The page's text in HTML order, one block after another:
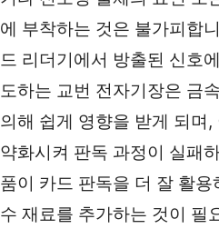
에 부착하는 것은 불가피합
드 리더기에서 방출된 신호
도하는 교번 전자기장은 금
의해 쉽게 영향을 받게 되며
약화시켜 판독 과정이 실패
품이 카드 판독을 더 잘 활
수 재료를 추가하는 것이 필